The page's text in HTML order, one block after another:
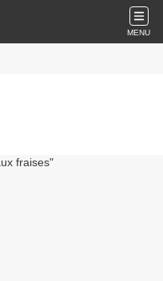
MENU